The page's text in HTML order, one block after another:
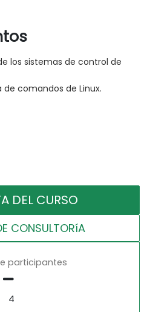
los sistemas de control de
comandos de Linux.
DEL CURSO
CONSULTORíA
participantes